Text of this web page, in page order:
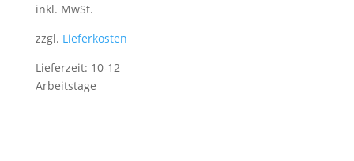
inkl. MwSt.
zzgl. Lieferkosten
Lieferzeit: 10-12
Arbeitstage